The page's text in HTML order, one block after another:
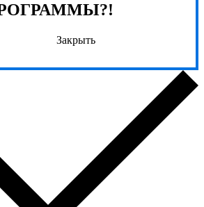
Закрыть